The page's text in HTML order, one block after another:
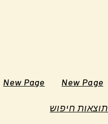
New Page New Page
תוצאות חיפוש